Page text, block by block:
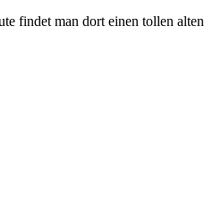
findet man dort einen tollen alten